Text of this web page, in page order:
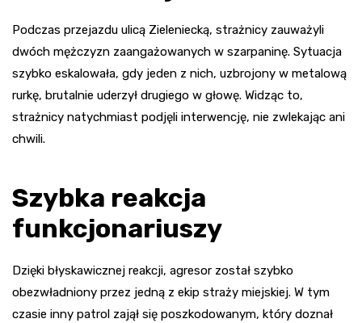
Podczas przejazdu ulicą Zieleniecką, strażnicy zauważyli
dwóch mężczyzn zaangażowanych w szarpaninę. Sytuacja
szybko eskalowała, gdy jeden z nich, uzbrojony w metalową
rurkę, brutalnie uderzył drugiego w głowę. Widząc to,
strażnicy natychmiast podjęli interwencję, nie zwlekając ani
chwili.
Szybka reakcja
funkcjonariuszy
Dzięki błyskawicznej reakcji, agresor został szybko
obezwładniony przez jedną z ekip straży miejskiej. W tym
czasie inny patrol zajął się poszkodowanym, który doznał